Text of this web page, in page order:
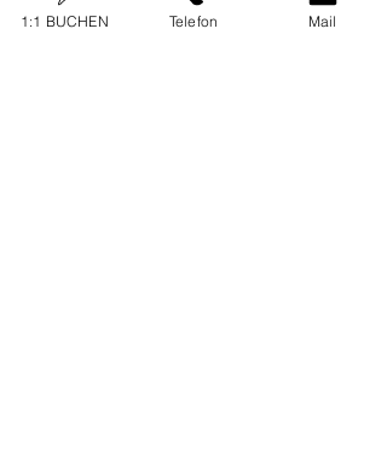
1:1 BUCHEN Telefon Mail